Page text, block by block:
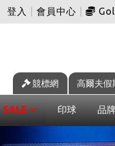
登入 會員中心
競標網 高爾夫假
SALE 印球 品